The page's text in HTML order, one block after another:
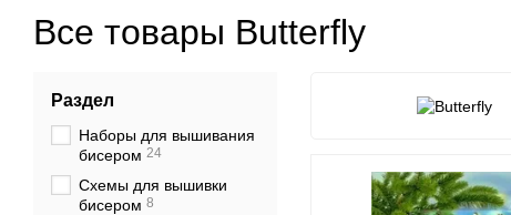
Все товары Butterfly
Раздел
Наборы для вышивания
бисером 24
Схемы для вышивки
бисером 8